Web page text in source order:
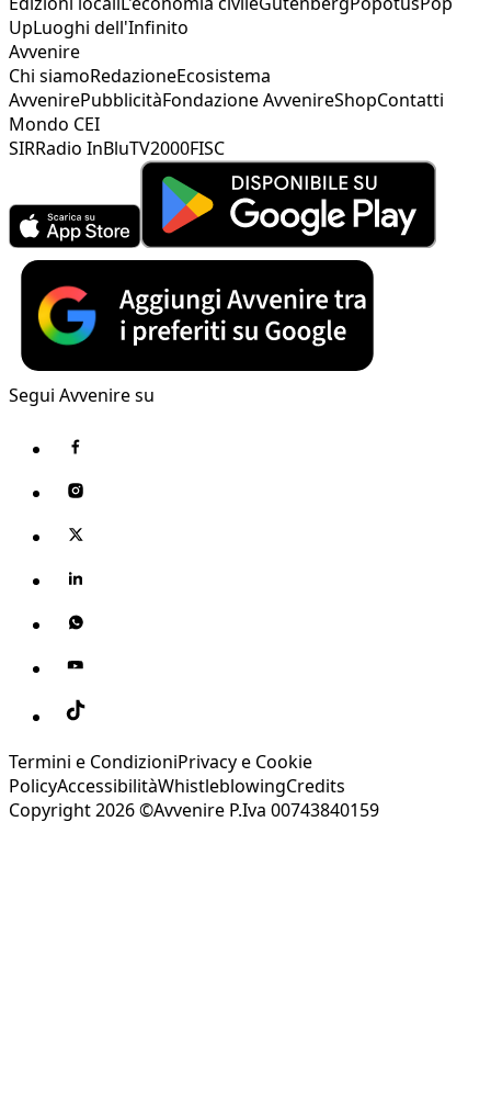
UpLuoghi dell'Infinito
Avvenire
Chi siamoRedazioneEcosistema
AvvenirePubblicitàFondazione AvvenireShopContatti
Mondo CEI
SIRRadio InBluTV2000FISC
Segui Avvenire su
Termini e CondizioniPrivacy e Cookie
PolicyAccessibilitàWhistleblowingCredits
Copyright 2026 ©Avvenire P.Iva 00743840159